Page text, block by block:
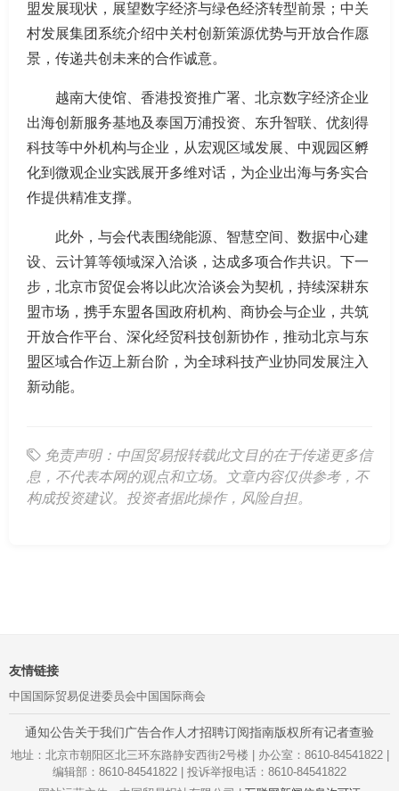
盟发展现状，展望数字经济与绿色经济转型前景；中关
村发展集团系统介绍中关村创新策源优势与开放合作愿
景，传递共创未来的合作诚意。
越南大使馆、香港投资推广署、北京数字经济企业
出海创新服务基地及泰国万浦投资、东升智联、优刻得
科技等中外机构与企业，从宏观区域发展、中观园区孵
化到微观企业实践展开多维对话，为企业出海与务实合
作提供精准支撑。
此外，与会代表围绕能源、智慧空间、数据中心建
设、云计算等领域深入洽谈，达成多项合作共识。下一
步，北京市贸促会将以此次洽谈会为契机，持续深耕东
盟市场，携手东盟各国政府机构、商协会与企业，共筑
开放合作平台、深化经贸科技创新协作，推动北京与东
盟区域合作迈上新台阶，为全球科技产业协同发展注入
新动能。
免责声明：中国贸易报转载此文目的在于传递更多信
息，不代表本网的观点和立场。文章内容仅供参考，不
构成投资建议。投资者据此操作，风险自担。
友情链接
中国国际贸易促进委员会中国国际商会
通知公告关于我们广告合作人才招聘订阅指南版权所有记者查验
地址：北京市朝阳区北三环东路静安西街2号楼 | 办公室：8610-84541822 |
编辑部：8610-84541822 | 投诉举报电话：8610-84541822